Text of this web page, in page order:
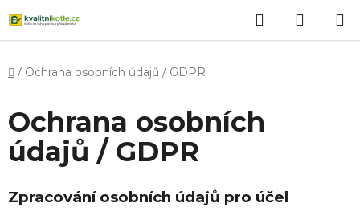
na
obsah
Hledat
KOŠÍK
Domů
/ Ochrana osobních údajů / GDPR
Ochrana osobních
údajů / GDPR
Zpracování osobních údajů pro účel